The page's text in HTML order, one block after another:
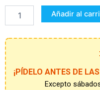
14-
AÑOS
MERLINA
cantidad
Añadir al
¡PÍDELO ANTES DE
Excepto